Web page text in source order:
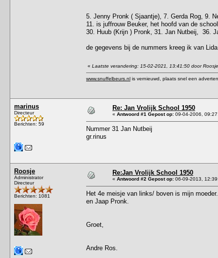
5. Jenny Pronk ( Sjaantje), 7. Gerda Rog, 9.
11. is juffrouw Beuker, het hoofd van de
30. Huub (Krijn ) Pronk, 31. Jan Nutbeij, 36.
de gegevens bij de nummers kreeg ik van
« Laatste verandering: 15-02-2021, 13:41:50 door Roosje
www.snuffelbeurs.nl is vernieuwd, plaats snel een
marinus
Directeur
Berichten: 59
Re: Jan Vrolijk School 1950
« Antwoord #1 Gepost op: 09-04-2006,
Nummer 31 Jan Nutbeij
gr.rinus
Roosje
Administrator
Directeur
Berichten: 1081
Re:Jan Vrolijk School 1950
« Antwoord #2 Gepost op: 06-09-2013,
Het 4e meisje van links/ boven is mijn
en Jaap Pronk.
Groet,
Andre Ros.